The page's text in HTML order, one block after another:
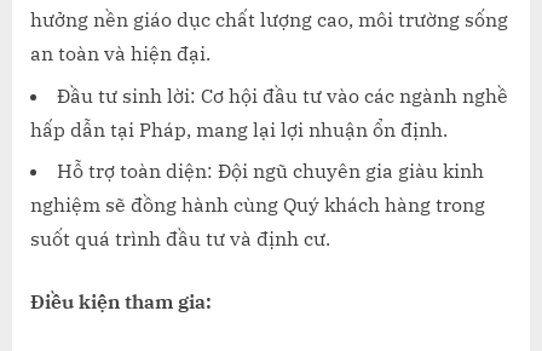
hưởng nền giáo dục chất lượng cao, môi trường sống
an toàn và hiện đại.
Đầu tư sinh lời: Cơ hội đầu tư vào các ngành nghề
hấp dẫn tại Pháp, mang lại lợi nhuận ổn định.
Hỗ trợ toàn diện: Đội ngũ chuyên gia giàu kinh
nghiệm sẽ đồng hành cùng Quý khách hàng trong
suốt quá trình đầu tư và định cư.
Điều kiện tham gia: